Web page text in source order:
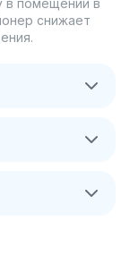
в помещении в
снижает